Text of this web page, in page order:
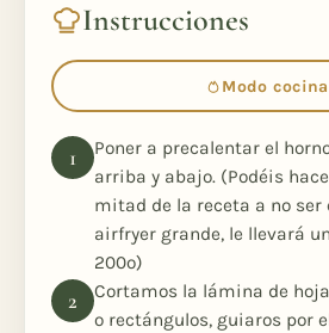
Instrucciones
Modo cocina
Poner a precalentar el
arriba y abajo. (Podéis
mitad de la receta a no ser
airfryer grande, le llevará
200º)
Cortamos la lámina de
o rectángulos, guiaros por